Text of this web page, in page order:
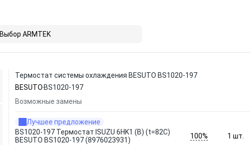
Выбор ARMTEK
Термостат системы охлаждения BESUTO BS1020-197
BESUTO BS1020-197
Возможные замены
Лучшее предложение
BS1020-197 Термостат ISUZU 6HK1 (B) (t=82C)
BESUTO BS1020-197 (8976023931)
100% 1шт.